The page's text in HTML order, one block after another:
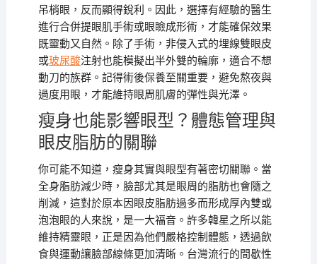
吊梢眼，反而顯得銳利。因此，選擇有經驗的醫生
進行合併提眼肌手術或眼瞼成形術，才能確保效果
既靈動又自然。除了手術，非侵入式的埋線雙眼皮
或玻尿酸注射也能模擬出半外雙的輪廓，適合不想
動刀的族群。記得術後保養至關重要，避免熬夜與
過度用眼，才能維持眼周肌膚的彈性與光澤。
瘦身也能影響眼型？體態管理與
眼皮脂肪的關聯
你可能不知道，瘦身其實與眼型有著密切關聯。當
全身脂肪減少時，臉部尤其是眼周的脂肪也會隨之
削減，這對於原本因眼皮脂肪過多而形成厚內雙或
泡泡眼的人來說，是一大福音。許多韓星之所以能
維持精靈眼，正是因為他們嚴格控制體態，透過飲
食與運動讓臉部線條更加清晰。台灣流行的間歇性